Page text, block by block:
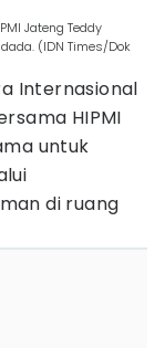
Jateng Teddy
(IDN Times/Dok
Internasional
HIPMI
untuk
di ruang